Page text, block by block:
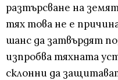
разтърсване на
тях това не е
шанс да затвърдят
изпробва тяхната
склонни да